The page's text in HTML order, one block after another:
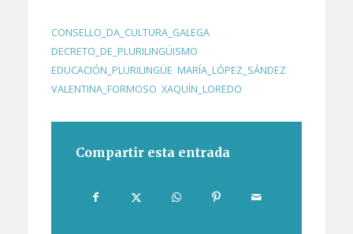
CONSELLO_DA_CULTURA_GALEGA,
DECRETO_DE_PLURILINGÜISMO
EDUCACIÓN_PLURILINGÜE MARÍA_LÓPEZ_SÁNDEZ
VALENTINA_FORMOSO XAQUÍN_LOREDO
Compartir esta entrada